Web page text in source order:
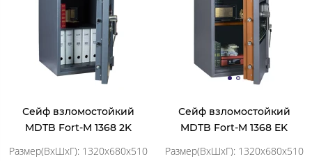
Сейф взломостойкий
MDTB Fort-M 1368 2K
Размер(ВхШхГ): 1320x680x510
Сейф взломостойкий
MDTB Fort-M 1368 EK
Размер(ВхШхГ): 1320x680x510